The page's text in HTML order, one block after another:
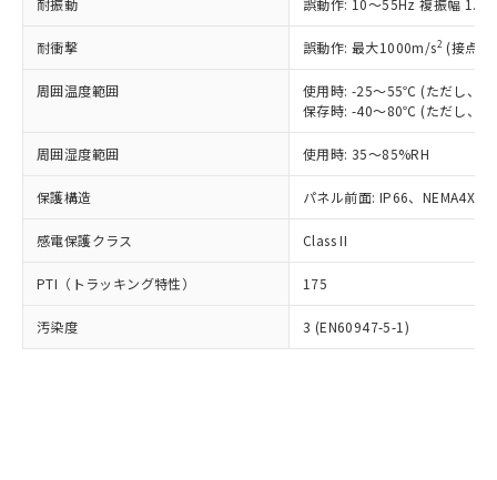
耐振動 誤動作: 10～55Hz 複振幅
耐衝撃 誤動作: 最大1000m/s2 (接点
周囲温度範囲
使用時: -25～55℃ (ただし、氷
保存時: -40～80℃ (ただし、氷
周囲湿度範囲 使用時: 35～85%RH
保護構造 パネル前面: IP66、NEMA4X,
感電保護クラス Class II
PTI（トラッキング特性） 175
汚染度 3 (EN60947-5-1)
正式な納期状況および標準価格はお客
様のお取引先、またはお客様担当のオ
ムロン制御機器販売店・当社販売員に
オムロン制御機器販売店や当社販売拠
販売ネットワーク
」をご確認
在庫状況および標準価格結果を当社の
事前の承諾なく第三者に漏洩または開
示しないようお願いします。
マイパーツ機能（部品リスト作成サー
ビス）をご利用いただくには、I-Web
メンバーズにご登録されている必要が
お客様が当ウェブサイト上で当社にご
但し、RoHS指令で産業用監視および制御機器に対する
適用除外項目は除く。
フタル酸エステル類の４物質については閾値を超える意
図的な使用がないことを確認しています。
部品在庫の切り替え状況などにより、予定
月が前後することがあります。
※3 非含有証明書ダウンロード
DBP(フタル酸ジブチル) : 1000ppm、 DIBP(フタル酸ジ
イソブチル) : 1000ppm、 BBP(フタル酸ブチルベンジ
DEHP(フタル酸ビス(2-エチルヘキシル)) : 1000ppm
準値以下であることを示します。
「10」：通常の使用状況下において有害物
質が外部に漏えいし、環境に深刻な影響を
及ぼさない年数を意味します。
「－」：未確認です。当社販売部門へお問
全に破砕するなど、違法に輸出されな
いよう必要な手段を講じます。
当社は貴社製品を、核兵器、ミサイ
ル、化学兵器、生物兵器またはその他
武器並びにこれらの製造装置等に一切
当社は、貴社製品を第三者に販売する
場合は、上記1、2および3の内容を当
該第三者に通知します。また当社は、
販売先および販売に係わる関係者が違
法に輸出するおそれがある場合は、取
り引きをいたしません。
一定数には満たないが在庫あり
－
在庫なし(最新の在庫状況につ
いては、お客様のお取引先、ま
たはお客様担当のオムロン制御
機器販売店・当社販売員にご確
空
受注生産機種、また在庫状況の
情報を公開していない機種